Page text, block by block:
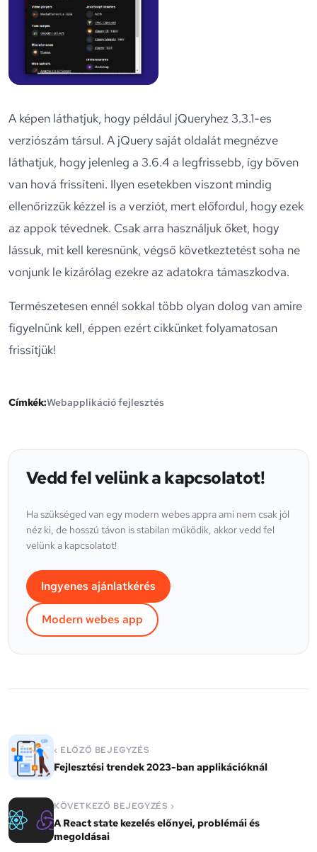
A képen láthatjuk, hogy például jQueryhez 3.3.1-es
verziószám társul. A jQuery saját oldalát megnézve
láthatjuk, hogy jelenleg a 3.6.4 a legfrissebb, így bőven
van hová frissíteni. Ilyen esetekben viszont mindig
ellenőrizzük kézzel is a verziót, mert előfordul, hogy ezek
az appok tévednek. Csak arra használjuk őket, hogy
lássuk, mit kell keresnünk, végső következtetést soha ne
vonjunk le kizárólag ezekre az adatokra támaszkodva.
Természetesen ennél sokkal több olyan dolog van amire
figyelnünk kell, éppen ezért cikkünket folyamatosan
frissítjük!
Címkék:Webapplikáció fejlesztés
Vedd fel velünk a kapcsolatot!
Ha szükséged van egy modern webes appra ami nem csak jól
néz ki, de hosszú távon is stabilan működik, akkor vedd fel
velünk a kapcsolatot!
Ingyenes ajánlatkérés
Modern webes app
‹ ELŐZŐ BEJEGYZÉS
Fejlesztési trendek 2023-ban applikációknál
KÖVETKEZŐ BEJEGYZÉS ›
A React state kezelés előnyei, problémái és
megoldásai